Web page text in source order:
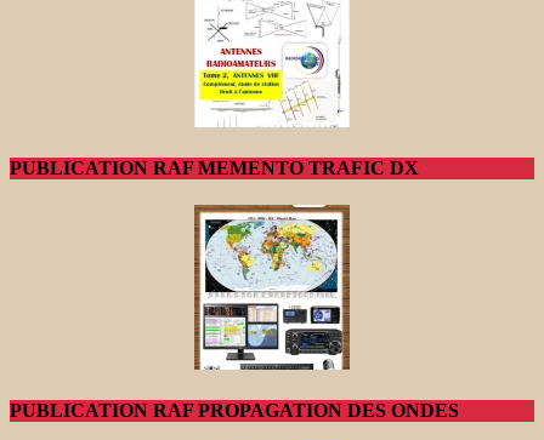
PUBLICATION RAF MEMENTO TRAFIC DX
PUBLICATION RAF PROPAGATION DES ONDES